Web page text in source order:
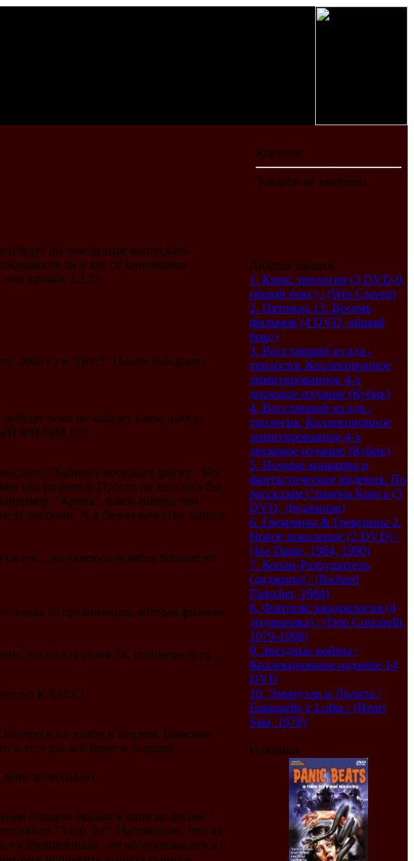
ли они дальше выпускать
ли у вас от киномании
криков 1,2,3?
2005 г.) и "[Rec]" (Jaume Balaguero,
пока не выйдет какое нибудт
ФИЛЬМ !!!!!
"Кабинет восковых фигур". Но
оба нравятся. Просто не хотелось бы,
"Крика", какое-нибудь там
заказами. А в целом качество записи
но надеюсь ошибок больше не
какая то организация, которая фильмы
техасская резня 74, сканнеры и тд....
КЛАСС!
на зомби и Бедлам. Бракован -
этот раз все будет в порядке.
заглядываю...
образом оказался записан фильм "
"Злой Эд". Напоминаю. что из
бракованным - не воспроизводится с
Лидеры продаж
1. Крик: трилогия (3 DVD-9,
общий бокс) / (Wes Craven)
2. Пятница 13: Восемь
фильмов (4 DVD, общий
бокс)
3. Восставший из ада -
трилогия. Коллекционное
лимитированное 4-х
дисковое издание (Кубик)
4. Восставший из ада -
трилогия. Коллекционное
лимитированное 4-х
дисковое издание (Кубик)
5. Ночные кошмары и
фантастические видения. По
рассказам Стивена Кинга (3
DVD, Диджипак)
6. Гремлины & Гремлины 2.
Новое поколение (2 DVD) /
(Joe Dante, 1984, 1990)
7. Конан-Разрушитель
(диджипа) / (Richard
Fleischer, 1984)
8. Фантазм: квадралогия (4
диджипака) / (Don Coscarelli,
1979-1998)
9. Звездные войны /
Коллекционное издание 14
DVD
10. Эмануэль и Лолита /
Emanuelle e Lolita / (Henri
Sala, 1978)
Новинки